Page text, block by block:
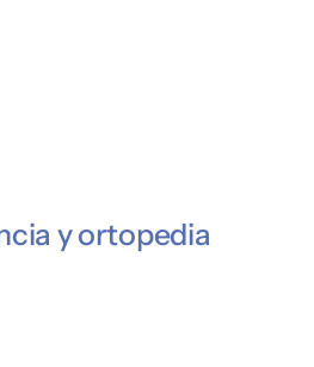
y ortopedia